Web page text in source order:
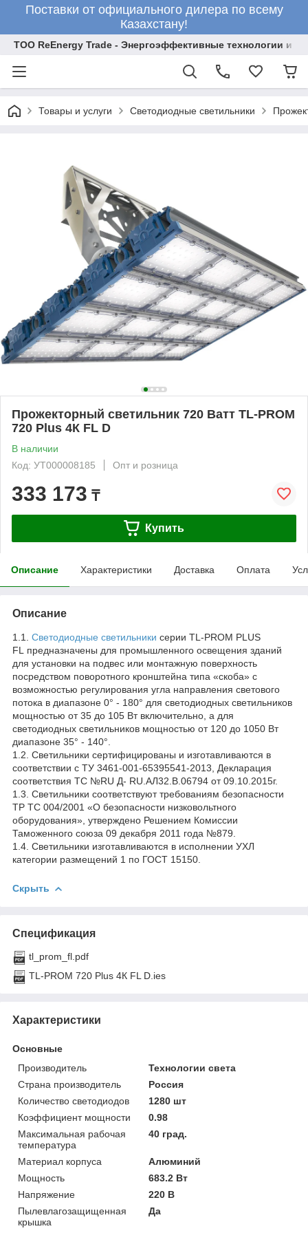
Поставки от официального дилера по всему
Казахстану!
ТОО ReEnergy Trade - Энергоэффективные технологии и
Товары и услуги Светодиодные светильники
Прожекторный светильник 720 Ватт TL-PROM
720 Plus 4К FL D
В наличии
Код: УТ000008185
Опт и розница
333 173 ₸
Купить
Описание Характеристики Доставка Оплата
Описание
1.1. Светодиодные светильники серии TL-PROM PLUS
FL предназначены для промышленного освещения зданий
для установки на подвес или монтажную поверхность
посредством поворотного кронштейна типа «скоба» с
возможностью регулирования угла направления светового
потока в диапазоне 0° - 180° для светодиодных светильников
мощностью от 35 до 105 Вт включительно, а для
светодиодных светильников мощностью от 120 до 1050 Вт
диапазоне 35° - 140°.
1.2. Светильники сертифицированы и изготавливаются в
соответствии с ТУ 3461-001-65395541-2013, Декларация
соответствия ТС №RU Д- RU.АЛ32.В.06794 от 09.10.2015г.
1.3. Светильники соответствуют требованиям безопасности
ТР ТС 004/2001 «О безопасности низковольтного
оборудования», утверждено Решением Комиссии
Таможенного союза 09 декабря 2011 года №879.
1.4. Светильники изготавливаются в исполнении УХЛ
категории размещений 1 по ГОСТ 15150.
Скрыть
Спецификация
tl_prom_fl.pdf
TL-PROM 720 Plus 4К FL D.ies
Характеристики
Основные
Производитель
Технологии света
Страна производитель
Россия
Количество светодиодов
1280 шт
Коэффициент мощности
0.98
Максимальная рабочая
температура
40 град.
Материал корпуса
Алюминий
Мощность
683.2 Вт
Напряжение
220 В
Пылевлагозащищенная
крышка
Да